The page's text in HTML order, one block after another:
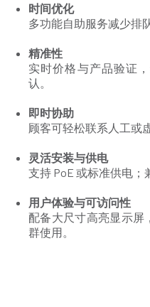
时间优化
多功能自助服务减少排
精准性
实时价格与产品验证
认。
即时协助
顾客可轻松联系人工或
灵活安装与供电
支持 PoE 或标准供电；
用户体验与可访问性
配备大尺寸高亮显示屏
群使用。